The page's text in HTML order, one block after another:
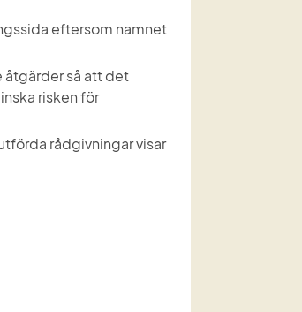
eftersom namnet
så att det
risken för
rådgivningar visar